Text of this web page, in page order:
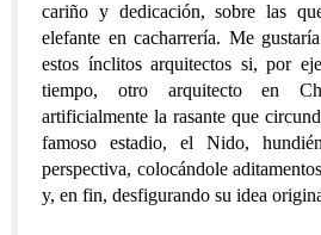
cariño y dedicación, sobre las
elefante en cacharrería. Me
estos ínclitos arquitectos si, por
tiempo, otro arquitecto en
artificialmente la rasante que
famoso estadio, el Nido,
perspectiva, colocándole
y, en fin, desfigurando su idea